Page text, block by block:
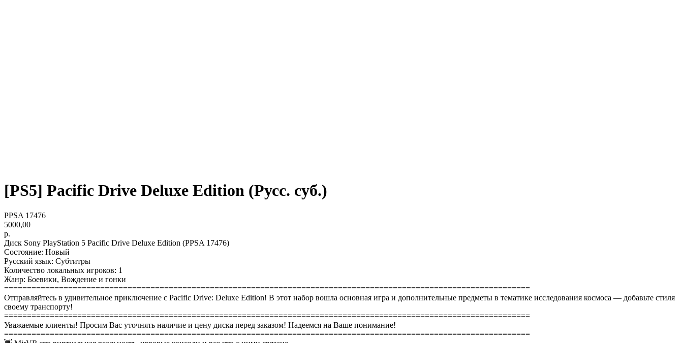
[PS5] Pacific Drive Deluxe Edition (Русс. суб.)
PPSA 17476
5000,00
р.
Диск Sony PlayStation 5 Pacific Drive Deluxe Edition (PPSA 17476)
Состояние: Новый
Русский язык: Субтитры
Количество локальных игроков: 1
Жанр: Боевики, Вождение и гонки
===================================================================================================================
Отправляйтесь в удивительное приключение с Pacific Drive: Deluxe Edition! В этот набор вошла основная игра и дополнительные предметы в тематике исследования космоса — добавьте стиля
своему транспорту!
===================================================================================================================
Уважаемые клиенты! Просим Вас уточнять наличие и цену диска перед заказом! Надеемся на Ваше понимание!
===================================================================================================================